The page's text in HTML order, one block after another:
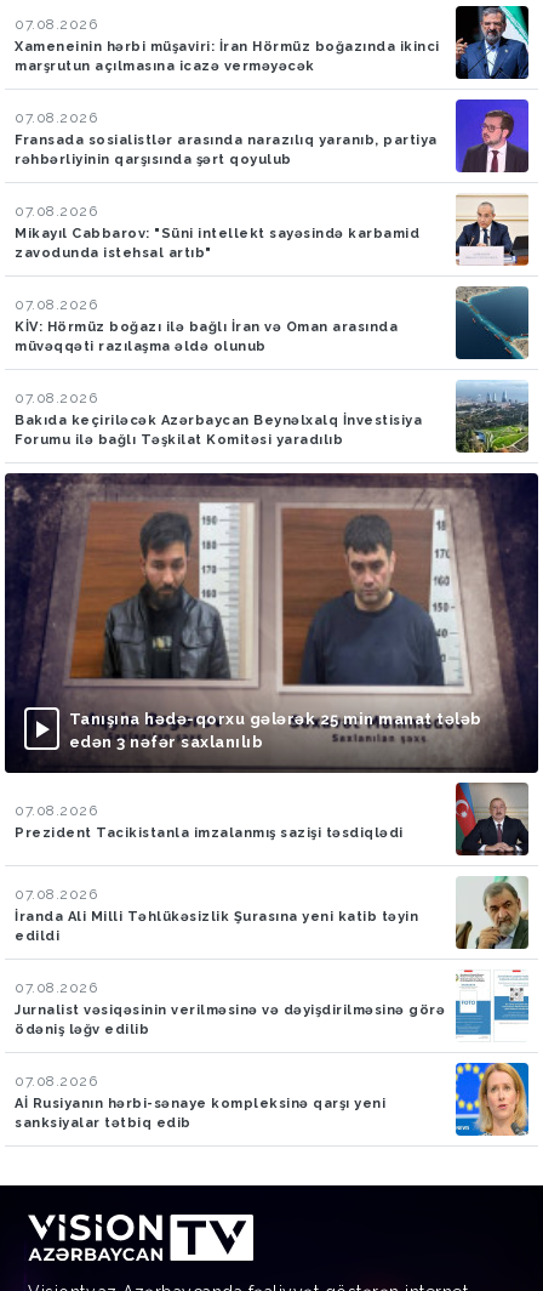
07.08.2026
Xameneinin hərbi müşaviri: İran Hörmüz boğazında ikinci
marşrutun açılmasına icazə verməyəcək
07.08.2026
Fransada sosialistlər arasında narazılıq yaranıb, partiya
rəhbərliyinin qarşısında şərt qoyulub
07.08.2026
Mikayıl Cabbarov: "Süni intellekt sayəsində karbamid
zavodunda istehsal artıb"
07.08.2026
KİV: Hörmüz boğazı ilə bağlı İran və Oman arasında
müvəqqəti razılaşma əldə olunub
07.08.2026
Bakıda keçiriləcək Azərbaycan Beynəlxalq İnvestisiya
Forumu ilə bağlı Təşkilat Komitəsi yaradılıb
Tanışına hədə-qorxu gələrək 25 min manat tələb
edən 3 nəfər saxlanılıb
07.08.2026
Prezident Tacikistanla imzalanmış sazişi təsdiqlədi
07.08.2026
İranda Ali Milli Təhlükəsizlik Şurasına yeni katib təyin
edildi
07.08.2026
Jurnalist vəsiqəsinin verilməsinə və dəyişdirilməsinə görə
ödəniş ləğv edilib
07.08.2026
Aİ Rusiyanın hərbi-sənaye kompleksinə qarşı yeni
sanksiyalar tətbiq edib